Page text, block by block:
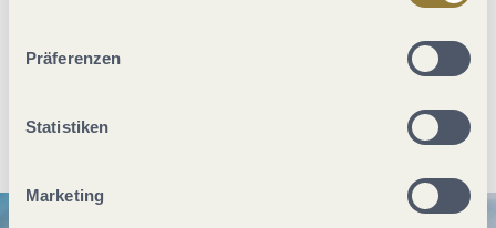
ablehnen" kann es zu Beeinträchtigungen in der Nutzung
Präferenzen
Statistiken
Marketing
Anreise planen PDF erzeugen